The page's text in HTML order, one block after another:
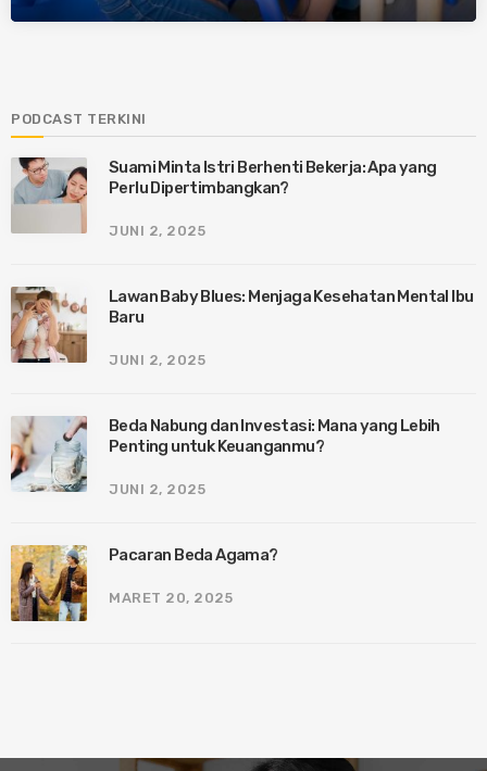
PODCAST TERKINI
Suami Minta Istri Berhenti Bekerja: Apa yang
Perlu Dipertimbangkan?
JUNI 2, 2025
Lawan Baby Blues: Menjaga Kesehatan Mental Ibu
Baru
JUNI 2, 2025
Beda Nabung dan Investasi: Mana yang Lebih
Penting untuk Keuanganmu?
JUNI 2, 2025
Pacaran Beda Agama?
MARET 20, 2025